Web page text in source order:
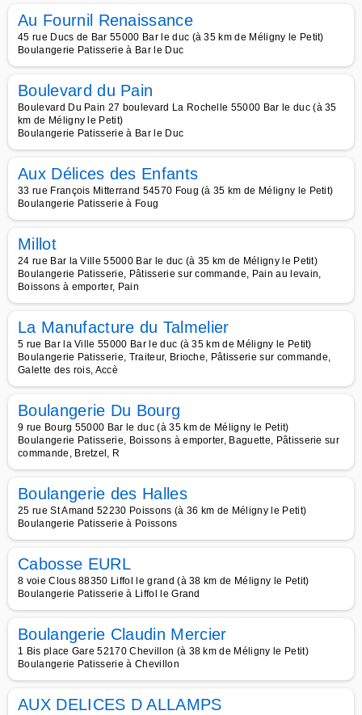
Au Fournil Renaissance
45 rue Ducs de Bar 55000 Bar le duc (à 35 km de Méligny le Petit)
Boulangerie Patisserie à Bar le Duc
Boulevard du Pain
Boulevard Du Pain 27 boulevard La Rochelle 55000 Bar le duc (à 35
km de Méligny le Petit)
Boulangerie Patisserie à Bar le Duc
Aux Délices des Enfants
33 rue François Mitterrand 54570 Foug (à 35 km de Méligny le Petit)
Boulangerie Patisserie à Foug
Millot
24 rue Bar la Ville 55000 Bar le duc (à 35 km de Méligny le Petit)
Boulangerie Patisserie, Pâtisserie sur commande, Pain au levain,
Boissons à emporter, Pain
La Manufacture du Talmelier
5 rue Bar la Ville 55000 Bar le duc (à 35 km de Méligny le Petit)
Boulangerie Patisserie, Traiteur, Brioche, Pâtisserie sur commande,
Galette des rois, Accè
Boulangerie Du Bourg
9 rue Bourg 55000 Bar le duc (à 35 km de Méligny le Petit)
Boulangerie Patisserie, Boissons à emporter, Baguette, Pâtisserie sur
commande, Bretzel, R
Boulangerie des Halles
25 rue St Amand 52230 Poissons (à 36 km de Méligny le Petit)
Boulangerie Patisserie à Poissons
Cabosse EURL
8 voie Clous 88350 Liffol le grand (à 38 km de Méligny le Petit)
Boulangerie Patisserie à Liffol le Grand
Boulangerie Claudin Mercier
1 Bis place Gare 52170 Chevillon (à 38 km de Méligny le Petit)
Boulangerie Patisserie à Chevillon
AUX DELICES D ALLAMPS